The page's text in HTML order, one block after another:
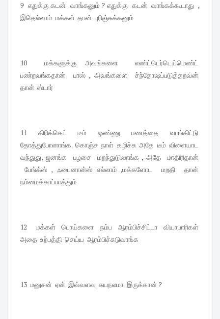
9 எதுக்கு கடன் வாங்கனும் ? எதுக்கு கடன் வாங்கக்கூடாது ,
இதெல்லாம் மக்கள் தான் புரிஞ்சுக்கனும்
10 மக்களுக்கு அவங்களை எண்ட்டெர்டெய்மெண்ட்
பண்றவங்கதான் பாஸ் , அவங்களை ச்ந்தோஷப்படுத்தறவன்
தான் ஸ்டார்
11 கிரிக்கெட் டீம் ஒண்ணு பணத்தை வாங்கிட்டு
தோத்துபோனாங்க . கொஞ்ச நாள் கழிச்சு அதே டீம் விளையாட
வந்துது, ஜனங்க பழசை மறந்துடுவாங்க , அதே மாதிரிதான்
பேங்க்ஸ் , ஃபைனான்ஸ் எல்லாம் ,மக்களோட மறதி தான்
நம்மைக்காப்பாத்தும்
12 மக்கள் பொய்களை நம்ப ஆரம்பிச்சிட்டா வியாபாரிகள்
அதை உற்பத்தி செய்ய ஆரம்பிச்சுடுவாங்க
13 மனுசன் ஏன் இவ்வளவு சுயநலமா இருக்கான் ?